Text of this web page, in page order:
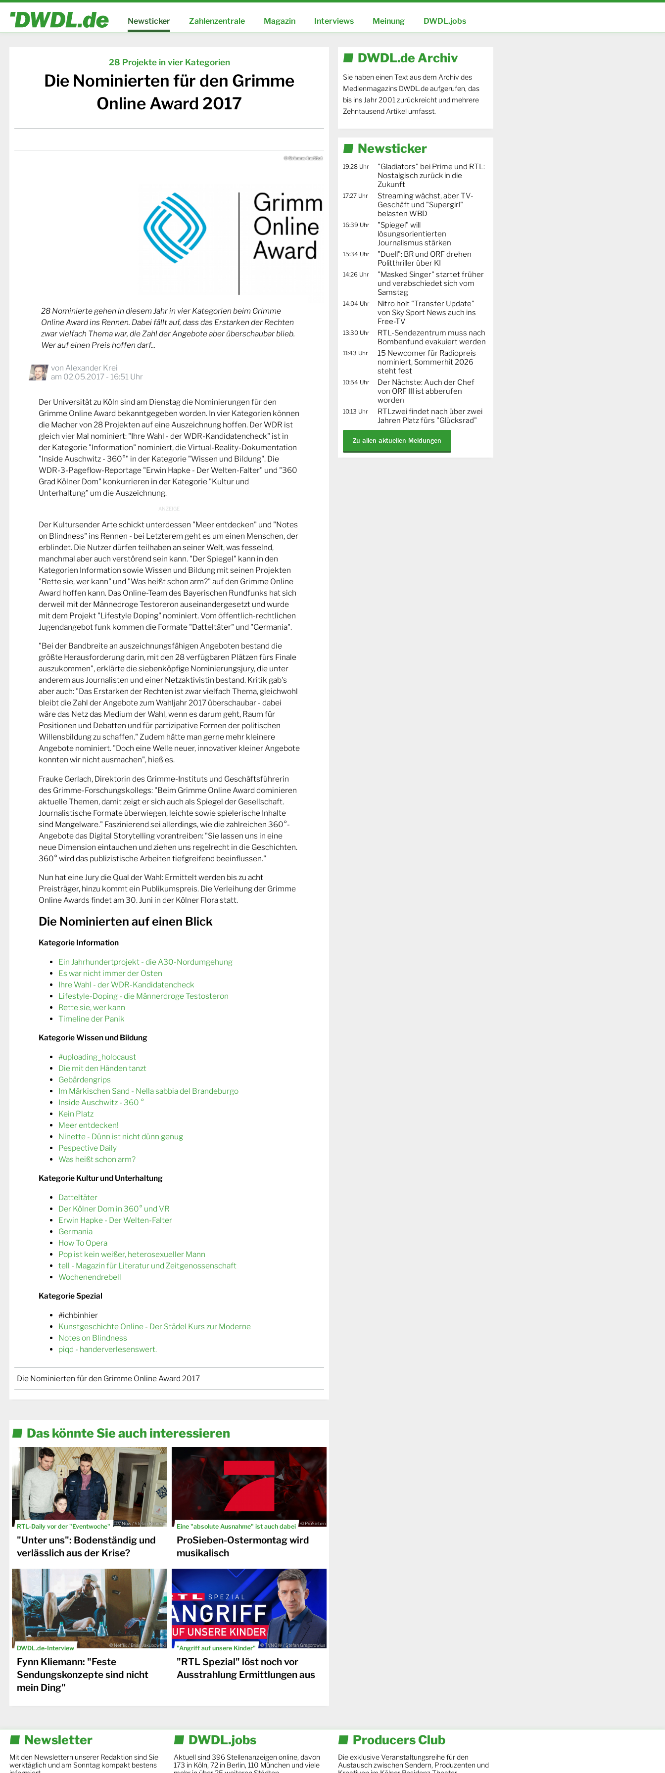
Newsticker Zahlenzentrale Magazin Interviews Meinung DWDL.jobs
28 Projekte in vier Kategorien
Die Nominierten für den Grimme
Online Award 2017
© Grimme-Institut
28 Nominierte gehen in diesem Jahr in vier Kategorien beim Grimme
Online Award ins Rennen. Dabei fällt auf, dass das Erstarken der Rechten
zwar vielfach Thema war, die Zahl der Angebote aber überschaubar blieb.
Wer auf einen Preis hoffen darf...
von Alexander Krei
am 02.05.2017 - 16:51 Uhr
Der Universität zu Köln sind am Dienstag die Nominierungen für den
Grimme Online Award bekanntgegeben worden. In vier Kategorien können
die Macher von 28 Projekten auf eine Auszeichnung hoffen. Der WDR ist
gleich vier Mal nominiert: "Ihre Wahl - der WDR-Kandidatencheck" ist in
der Kategorie "Information" nominiert, die Virtual-Reality-Dokumentation
"Inside Auschwitz - 360°" in der Kategorie "Wissen und Bildung". Die
WDR-3-Pageflow-Reportage "Erwin Hapke - Der Welten-Falter" und "360
Grad Kölner Dom" konkurrieren in der Kategorie "Kultur und
Unterhaltung" um die Auszeichnung.
Der Kultursender Arte schickt unterdessen "Meer entdecken" und "Notes
on Blindness" ins Rennen - bei Letzterem geht es um einen Menschen, der
erblindet. Die Nutzer dürfen teilhaben an seiner Welt, was fesselnd,
manchmal aber auch verstörend sein kann. "Der Spiegel" kann in den
Kategorien Information sowie Wissen und Bildung mit seinen Projekten
"Rette sie, wer kann" und "Was heißt schon arm?" auf den Grimme Online
Award hoffen kann. Das Online-Team des Bayerischen Rundfunks hat sich
derweil mit der Männedroge Testoreron auseinandergesetzt und wurde
mit dem Projekt "Lifestyle Doping" nominiert. Vom öffentlich-rechtlichen
Jugendangebot funk kommen die Formate "Datteltäter" und "Germania".
"Bei der Bandbreite an auszeichnungsfähigen Angeboten bestand die
größte Herausforderung darin, mit den 28 verfügbaren Plätzen fürs Finale
auszukommen", erklärte die siebenköpfige Nominierungsjury, die unter
anderem aus Journalisten und einer Netzaktivistin bestand. Kritik gab's
aber auch: "Das Erstarken der Rechten ist zwar vielfach Thema, gleichwohl
bleibt die Zahl der Angebote zum Wahljahr 2017 überschaubar - dabei
wäre das Netz das Medium der Wahl, wenn es darum geht, Raum für
Positionen und Debatten und für partizipative Formen der politischen
Willensbildung zu schaffen." Zudem hätte man gerne mehr kleinere
Angebote nominiert. "Doch eine Welle neuer, innovativer kleiner Angebote
konnten wir nicht ausmachen", hieß es.
Frauke Gerlach, Direktorin des Grimme-Instituts und Geschäftsführerin
des Grimme-Forschungskollegs: "Beim Grimme Online Award dominieren
aktuelle Themen, damit zeigt er sich auch als Spiegel der Gesellschaft.
Journalistische Formate überwiegen, leichte sowie spielerische Inhalte
sind Mangelware." Faszinierend sei allerdings, wie die zahlreichen 360°-
Angebote das Digital Storytelling vorantreiben: "Sie lassen uns in eine
neue Dimension eintauchen und ziehen uns regelrecht in die Geschichten.
360° wird das publizistische Arbeiten tiefgreifend beeinflussen."
Nun hat eine Jury die Qual der Wahl: Ermittelt werden bis zu acht
Preisträger, hinzu kommt ein Publikumspreis. Die Verleihung der Grimme
Online Awards findet am 30. Juni in der Kölner Flora statt.
Die Nominierten auf einen Blick
Kategorie Information
Ein Jahrhundertprojekt - die A30-Nordumgehung
Es war nicht immer der Osten
Ihre Wahl - der WDR-Kandidatencheck
Lifestyle-Doping - die Männerdroge Testosteron
Rette sie, wer kann
Timeline der Panik
Kategorie Wissen und Bildung
#uploading_holocaust
Die mit den Händen tanzt
Gebärdengrips
Im Märkischen Sand - Nella sabbia del Brandeburgo
Inside Auschwitz - 360 °
Kein Platz
Meer entdecken!
Ninette - Dünn ist nicht dünn genug
Pespective Daily
Was heißt schon arm?
Kategorie Kultur und Unterhaltung
Datteltäter
Der Kölner Dom in 360° und VR
Erwin Hapke - Der Welten-Falter
Germania
How To Opera
Pop ist kein weißer, heterosexueller Mann
tell - Magazin für Literatur und Zeitgenossenschaft
Wochenendrebell
Kategorie Spezial
#ichbinhier
Kunstgeschichte Online - Der Städel Kurs zur Moderne
Notes on Blindness
piqd - handerverlesenswert.
Die Nominierten für den Grimme Online Award 2017
Das könnte Sie auch interessieren
RTL-Daily vor der "Eventwoche" © TV Now / Stefan Behrens
"Unter uns": Bodenständig und
verlässlich aus der Krise?
Eine "absolute Ausnahme" ist auch dabei © ProSieben
ProSieben-Ostermontag wird
musikalisch
DWDL.de-Interview © Netflix / Brian Jakubowski
Fynn Kliemann: "Feste
Sendungskonzepte sind nicht
mein Ding"
"Angriff auf unsere Kinder" © TVNOW / Stefan Gregorowius
"RTL Spezial" löst noch vor
Ausstrahlung Ermittlungen aus
DWDL.de Archiv
Sie haben einen Text aus dem Archiv des
Medienmagazins DWDL.de aufgerufen, das
bis ins Jahr 2001 zurückreicht und mehrere
Zehntausend Artikel umfasst.
Newsticker
19:28 Uhr
"Gladiators" bei Prime und RTL:
Nostalgisch zurück in die
Zukunft
17:27 Uhr
Streaming wächst, aber TV-
Geschäft und "Supergirl"
belasten WBD
16:39 Uhr
"Spiegel" will
lösungsorientierten
Journalismus stärken
15:34 Uhr
"Duell": BR und ORF drehen
Politthriller über KI
14:26 Uhr
"Masked Singer" startet früher
und verabschiedet sich vom
Samstag
14:04 Uhr
Nitro holt "Transfer Update"
von Sky Sport News auch ins
Free-TV
13:30 Uhr
RTL-Sendezentrum muss nach
Bombenfund evakuiert werden
11:43 Uhr
15 Newcomer für Radiopreis
nominiert, Sommerhit 2026
steht fest
10:54 Uhr
Der Nächste: Auch der Chef
von ORF III ist abberufen
worden
10:13 Uhr
RTLzwei findet nach über zwei
Jahren Platz fürs "Glücksrad"
Zu allen aktuellen Meldungen
Newsletter
Mit den Newslettern unserer Redaktion sind Sie
werktäglich und am Sonntag kompakt bestens
DWDL.jobs
Aktuell sind 396 Stellenanzeigen online, davon
173 in Köln, 72 in Berlin, 110 München und viele
Producers Club
Die exklusive Veranstaltungsreihe für den
Austausch zwischen Sendern, Produzenten und